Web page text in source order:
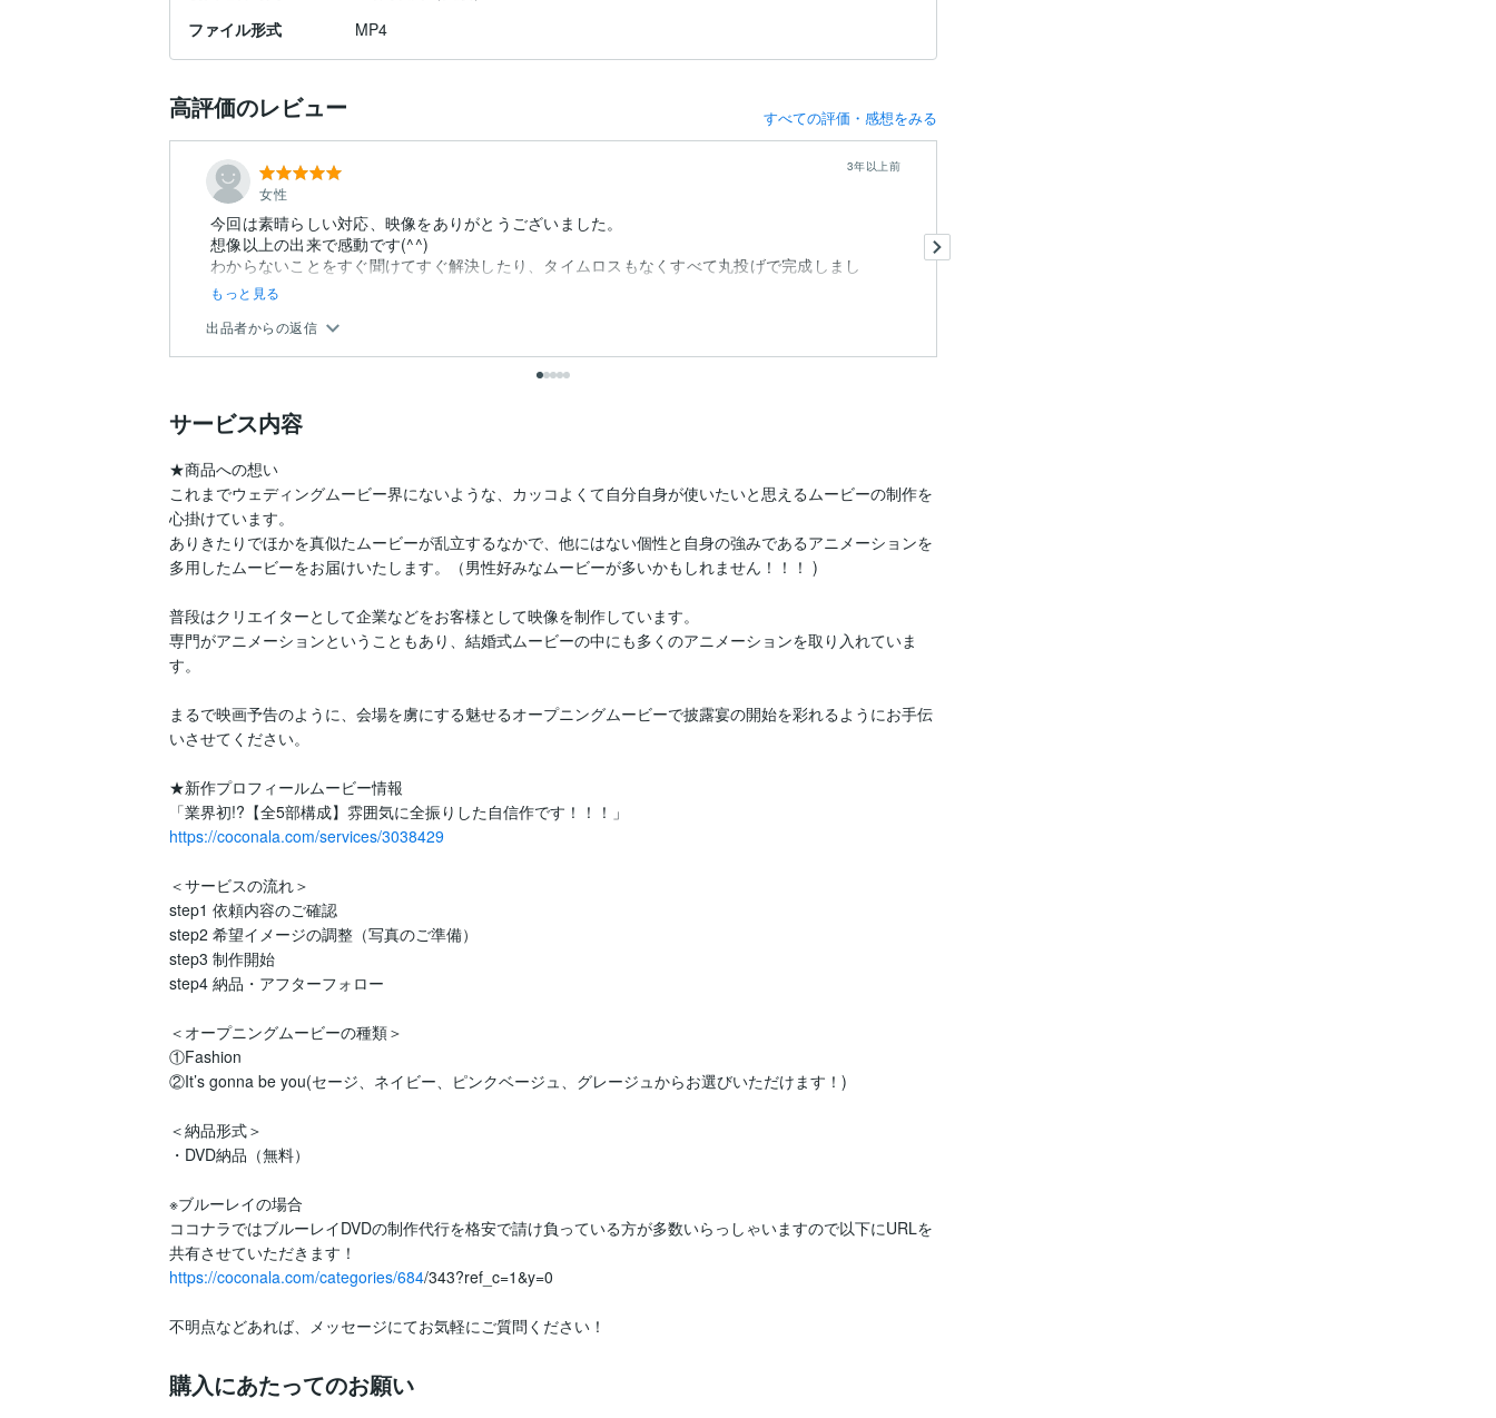
ファイル形式
MP4
高評価のレビュー すべての評価・感想をみる
女性
3年以上前
今回は素晴らしい対応、映像をありがとうございました。
想像以上の出来で感動です(^^)
わからないことをすぐ聞けてすぐ解決したり、タイムロスもなくすべて丸投げで完成しまし
た。。。
もっと見る
出品者からの返信
サービス内容
★商品への想い
これまでウェディングムービー界にないような、カッコよくて自分自身が使いたいと思えるムービーの制作を
心掛けています。
ありきたりでほかを真似たムービーが乱立するなかで、他にはない個性と自身の強みであるアニメーションを
多用したムービーをお届けいたします。（男性好みなムービーが多いかもしれません！！！ )
普段はクリエイターとして企業などをお客様として映像を制作しています。
専門がアニメーションということもあり、結婚式ムービーの中にも多くのアニメーションを取り入れていま
す。
まるで映画予告のように、会場を虜にする魅せるオープニングムービーで披露宴の開始を彩れるようにお手伝
いさせてください。
★新作プロフィールムービー情報
https://coconala.com/services/3038429
＜サービスの流れ＞
step1 依頼内容のご確認
step2 希望イメージの調整（写真のご準備）
step3 制作開始
step4 納品・アフターフォロー
＜オープニングムービーの種類＞
①Fashion
②It’s gonna be you(セージ、ネイビー、ピンクベージュ、グレージュからお選びいただけます！)
＜納品形式＞
・DVD納品（無料）
※ブルーレイの場合
ココナラではブルーレイDVDの制作代行を格安で請け負っている方が多数いらっしゃいますので以下にURLを
https://coconala.com/categories/684/343?ref_c=1&y=0
不明点などあれば、メッセージにてお気軽にご質問ください！
購入にあたってのお願い